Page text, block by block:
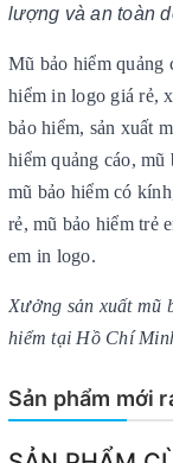
lượng và an toàn
Mũ bảo hiểm quảng
hiểm in logo giá rẻ,
bảo hiểm, sản xuất
hiểm quảng cáo, mũ
mũ bảo hiểm có
rẻ, mũ bảo hiểm trẻ
em in logo.
Xưởng sản xuất mũ
hiểm tại Hồ Chí
Sản phẩm mới